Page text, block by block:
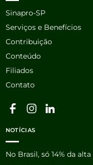
Sinapro-SP
Serviços e Benefícios
Contribuição
Conteúdo
Filiados
Contato
NOTÍCIAS
No Brasil, só 14% da